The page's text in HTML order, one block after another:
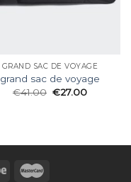
GRAND SAC DE VOYAGE
grand sac de voyage
€41.00 €27.00